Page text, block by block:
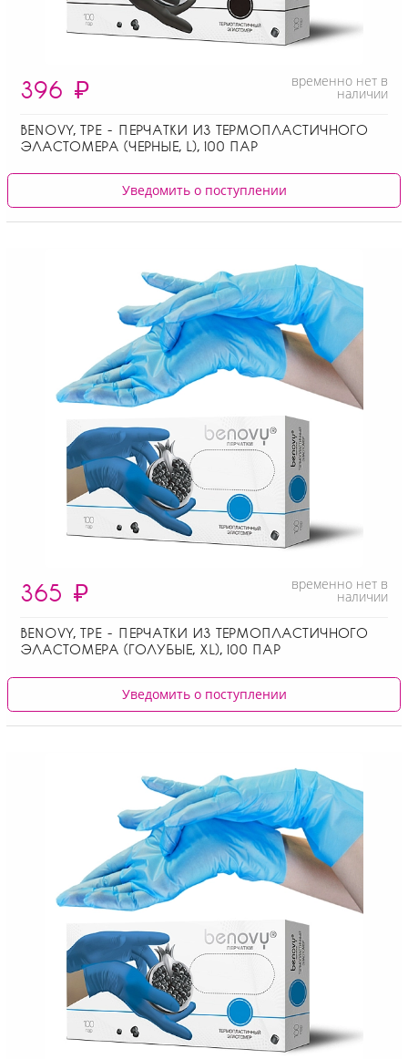
396 ₽ временно нет в
наличии
BENOVY, ТPE - ПЕРЧАТКИ ИЗ ТЕРМОПЛАСТИЧНОГО
ЭЛАСТОМЕРА (ЧЕРНЫЕ, L), 100 ПАР
Уведомить о поступлении
365 ₽ временно нет в
наличии
BENOVY, ТPE - ПЕРЧАТКИ ИЗ ТЕРМОПЛАСТИЧНОГО
ЭЛАСТОМЕРА (ГОЛУБЫЕ, XL), 100 ПАР
Уведомить о поступлении